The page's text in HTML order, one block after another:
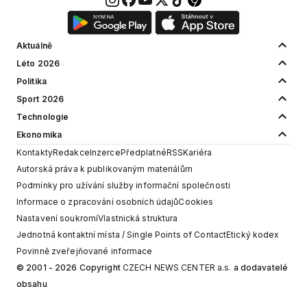
Aktuálně
Léto 2026
Politika
Sport 2026
Technologie
Ekonomika
KontaktyRedakceInzercePředplatnéRSSKariéra
Autorská práva k publikovaným materiálům
Podmínky pro užívání služby informační společnosti
Informace o zpracování osobních údajůCookies
Nastavení soukromíVlastnická struktura
Jednotná kontaktní místa / Single Points of ContactEtický kodex
Povinně zveřejňované informace
© 2001 - 2026 Copyright CZECH NEWS CENTER a.s. a dodavatelé
obsahu